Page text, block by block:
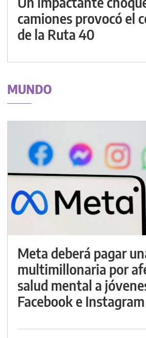
camiones provocó el
de la Ruta 40
MUNDO
Meta deberá pagar
multimillonaria por
salud mental a
Facebook e Instagram